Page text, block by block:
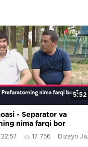
5:52
- Separator va
nima farqi bor
17 756 Dizayn Jamoasi